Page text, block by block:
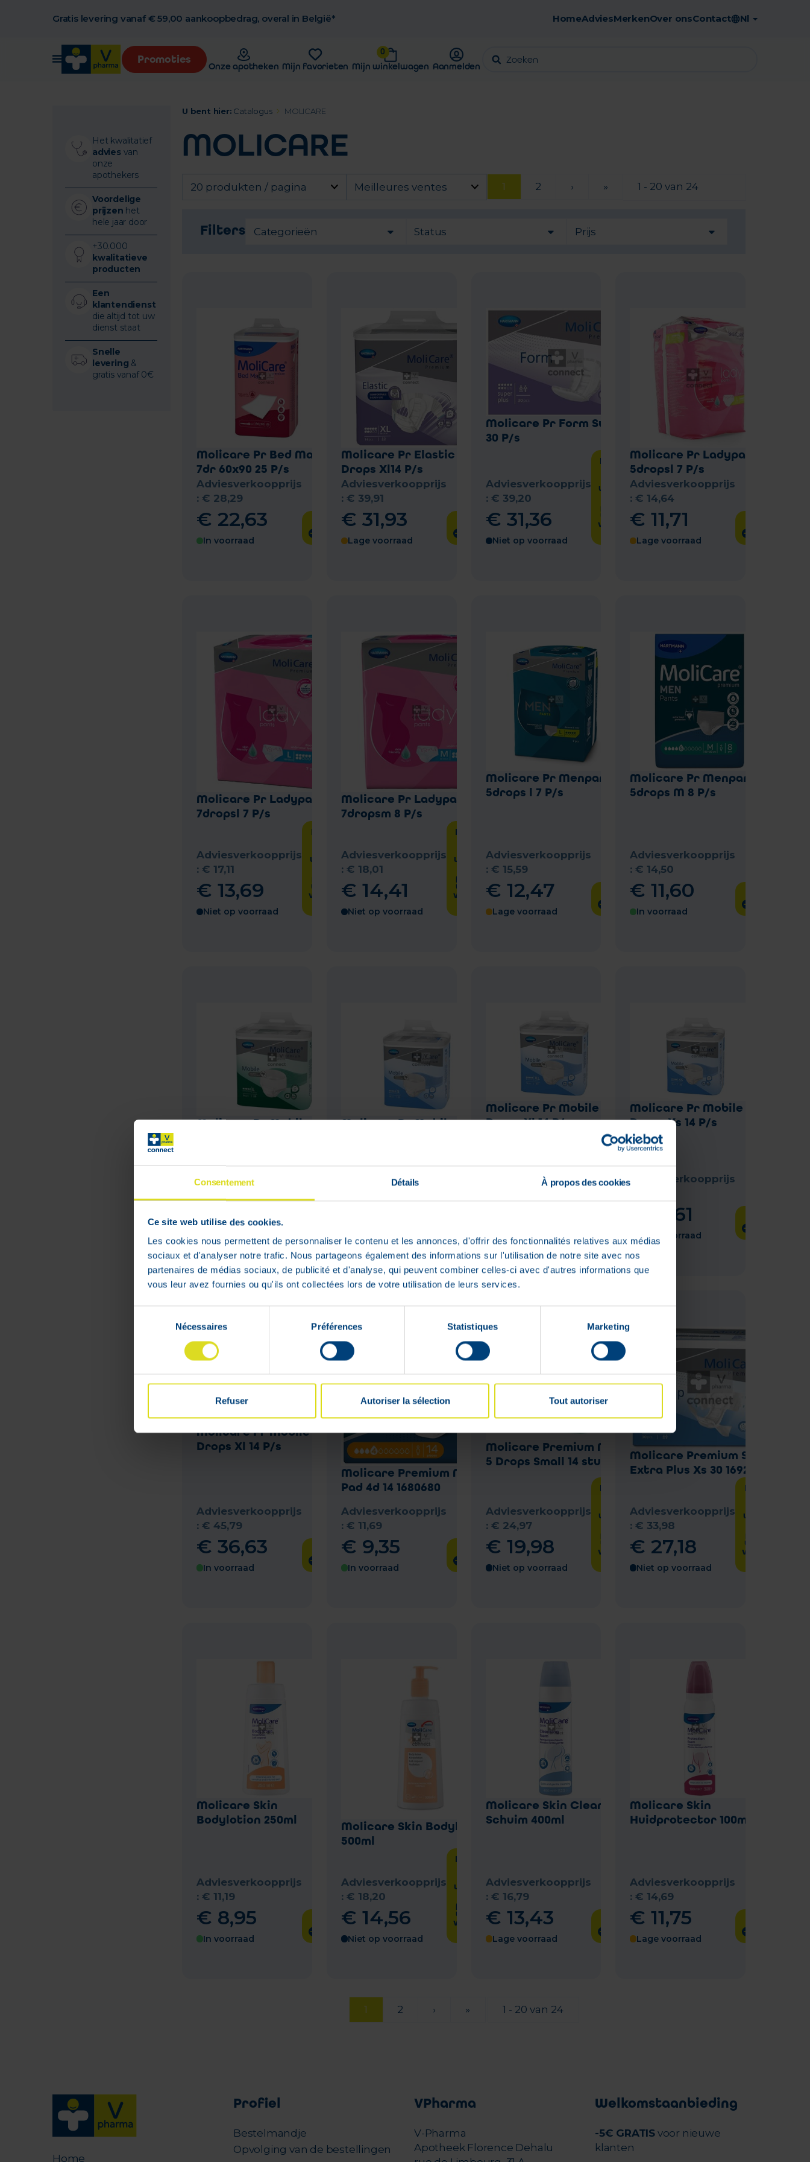
Consentement Détails À propos des cookies
Ce site web utilise des cookies.
Les cookies nous permettent de personnaliser le contenu et les annonces, d'offrir des fonctionnalités relatives aux médias
sociaux et d'analyser notre trafic. Nous partageons également des informations sur l'utilisation de notre site avec nos
partenaires de médias sociaux, de publicité et d'analyse, qui peuvent combiner celles-ci avec d'autres informations que
vous leur avez fournies ou qu'ils ont collectées lors de votre utilisation de leurs services.
consentement
Nécessaires Préférences Statistiques Marketing
Refuser Autoriser la sélection Tout autoriser
Gratis levering vanaf € 59,00 aankoopbedrag, overal in België* Gratis afhaling in de apotheek
HomeAdviesMerkenOver onsContact Nl
Promoties
Onze apotheken Mijn favorieten
0
Mijn winkelwagen Aanmelden
Het kwalitatief
adviesvan
onze
apothekers
Voordelige
prijzen het
hele jaar door
+30.000
kwalitatieve
producten
Een
klantendienst
die altijd tot uw
dienst staat
Snelle
levering &
gratis vanaf 0€
U bent hier: Catalogus MOLICARE
MOLICARE
20 produkten / pagina Meilleures ventes 1 2 › » 1 - 20 van 24
Filters Categorieën Status Prijs
Molicare Pr Bed Mat
7dr 60x90 25 P/s
Adviesverkoopprijs
: € 28,29
€ 22,63
In voorraad
Molicare Pr Elastic 8
Drops Xl14 P/s
Adviesverkoopprijs
: € 39,91
€ 31,93
Lage voorraad
Molicare Pr Form Super +
30 P/s
Adviesverkoopprijs
: € 39,20
€ 31,36
Niet op voorraad
Laat het
weten
wanneer
weer op
voorraad
Molicare Pr Ladypants
5dropsl 7 P/s
Adviesverkoopprijs
:€ 14,64
€11,71
Lage voorraad
Molicare Pr Ladypants
7dropsl 7 P/s
Adviesverkoopprijs
: € 17,11
€ 13,69
Niet op voorraad
Laat het
wanneer
weer op
voorraad
Molicare Pr Ladypants
7dropsm 8 P/s
Adviesverkoopprijs
: € 18,01
€ 14,41
Niet op voorraad
Laat het
wanneer
product
weer op
voorraad
Molicare Pr Menpants
5drops l 7 P/s
Adviesverkoopprijs
: € 15,59
€ 12,47
Lage voorraad
Molicare Pr Menpants
5drops M 8 P/s
Adviesverkoopprijs
:€ 14,50
€11,60
In voorraad
Molicare Pr Mobile 5
Adviesverkoopprijs
€23, 22
Niet op voorraad
me
product
Molicare Pr Mobile 6
Adviesverkoopprijs
Niet op voorraad
me
product
Molicare Pr Mobile 6
Drops Xl 14 P/s
Adviesverkoopprijs
In voorraad
Molicare Pr Mobile 6
Drops Xs 14 P/s
Adviesverkoopprijs
61
Lage voorraad
Molicare Pr Mobile 8
Drops Xl 14 P/s
Adviesverkoopprijs
: € 45,79
€ 36,63
In voorraad
Molicare Premium Men
Pad 4d 14 1680680
Adviesverkoopprijs
: € 11,69
€ 9,35
In voorraad
Molicare Premium Mobile
5 Drops Small 14 stuks
Adviesverkoopprijs
: € 24,97
€ 19,98
Niet op voorraad
Laat het
weten
wanneer
weer op
voorraad
Molicare Premium Slip
Extra Plus Xs 30 1692482
Adviesverkoopprijs
:€ 33,98
€27,18
Niet op voorraad
Laat het
wanneer
weer op
voorraad
Molicare Skin
Bodylotion 250ml
Adviesverkoopprijs
: € 11,19
€ 8,95
In voorraad
Molicare Skin Bodylotion
500ml
Adviesverkoopprijs
: € 18,20
€ 14,56
Niet op voorraad
Laat het
wanneer
product
weer op
voorraad
Molicare Skin Clean
Schuim 400ml
Adviesverkoopprijs
: € 16,79
€ 13,43
Lage voorraad
Molicare Skin
Huidprotector 100ml
Adviesverkoopprijs
:€ 14,69
€11,75
Lage voorraad
1 2 › » 1 - 20 van 24
Home
Profiel
Bestelmandje
Opvolging van de bestellingen
VPharma
V-Pharma
Apotheek Florence Dehalu
Welkomstaanbieding
-5€ GRATIS voor nieuwe
klanten